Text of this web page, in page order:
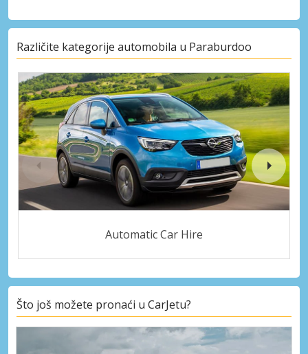
Različite kategorije automobila u Paraburdoo
Automatic Car Hire
Što još možete pronaći u CarJetu?